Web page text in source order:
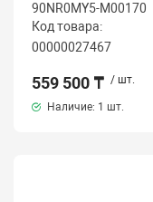
90NR0MY5-M00170
Код товара:
00000027467
559 500 ₸ / шт.
Наличие: 1 шт.